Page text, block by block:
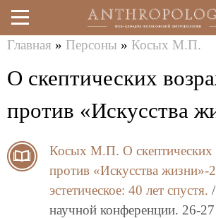
Перейти
к
основному
здесь
Главная » Персоны » Косых М.П.
О скептических
против «Искусства
Косых М.П. О
против «Искусства жизни»-2
эстетическое: 40 лет спустя.
научной конференции. 26-